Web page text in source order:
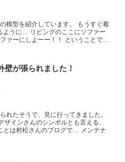
模型を紹介しています。 もうすぐ着
ように… リビングのここにソファー
ァーにしよーー！！ ということで...
壁が張られました！
れたそうで、見に行ってきました。
インさんのシンボルとも言える、
とは村松さんのブログで… メンテナ